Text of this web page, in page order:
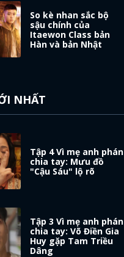
So kè nhan sắc bộ
sậu chính của
Itaewon Class bản
Hàn và bản Nhật
NHẤT
Tập 4 Vì mẹ anh phán
chia tay: Mưu đồ
"Cậu Sáu" lộ rõ
Tập 3 Vì mẹ anh phán
chia tay: Võ Điền Gia
Huy gặp Tam Triều
Dâng